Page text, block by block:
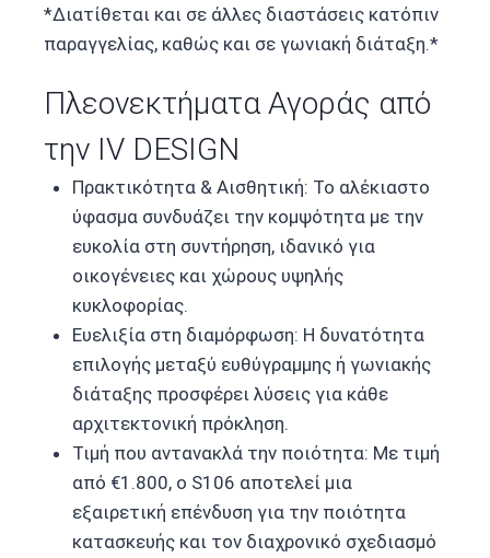
*Διατίθεται και σε άλλες διαστάσεις κατόπιν
παραγγελίας, καθώς και σε γωνιακή διάταξη.*
Πλεονεκτήματα Αγοράς από
την IV DESIGN
Πρακτικότητα & Αισθητική: Το αλέκιαστο
ύφασμα συνδυάζει την κομψότητα με την
ευκολία στη συντήρηση, ιδανικό για
οικογένειες και χώρους υψηλής
κυκλοφορίας.
Ευελιξία στη διαμόρφωση: Η δυνατότητα
επιλογής μεταξύ ευθύγραμμης ή γωνιακής
διάταξης προσφέρει λύσεις για κάθε
αρχιτεκτονική πρόκληση.
Τιμή που αντανακλά την ποιότητα: Με τιμή
από €1.800, ο S106 αποτελεί μια
εξαιρετική επένδυση για την ποιότητα
κατασκευής και τον διαχρονικό σχεδιασμό